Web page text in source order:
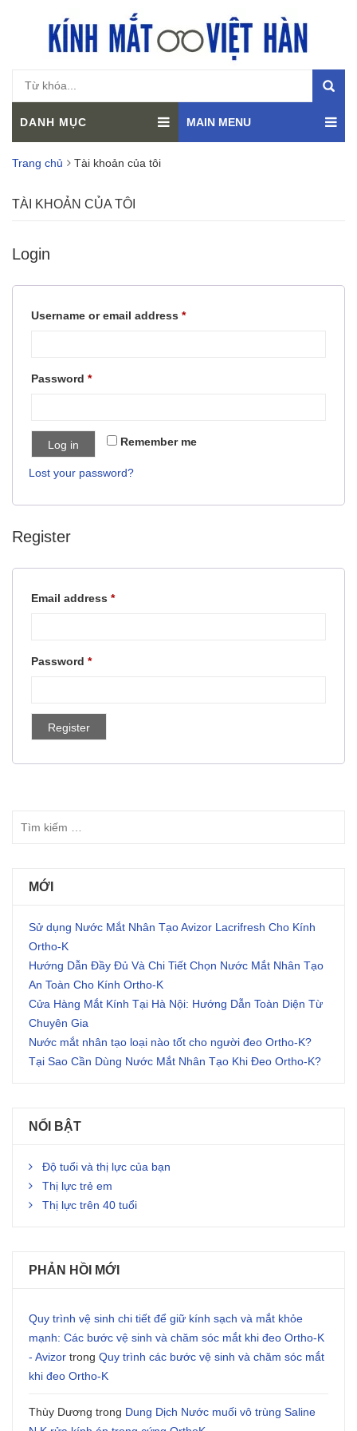
DANH MỤC MAIN MENU
Trang chủ Tài khoản của tôi
TÀI KHOẢN CỦA TÔI
Login
Username or email address *Required
Password *Required
Remember me
Log in
Lost your password?
Register
Email address *Required
Password *Required
Register
MỚI
Sử dụng Nước Mắt Nhân Tạo Avizor Lacrifresh Cho Kính
Ortho-K
Hướng Dẫn Đầy Đủ Và Chi Tiết Chọn Nước Mắt Nhân Tạo
An Toàn Cho Kính Ortho-K
Cửa Hàng Mắt Kính Tại Hà Nội: Hướng Dẫn Toàn Diện Từ
Chuyên Gia
Nước mắt nhân tạo loại nào tốt cho người đeo Ortho-K?
Tại Sao Cần Dùng Nước Mắt Nhân Tạo Khi Đeo Ortho-K?
NỔI BẬT
Độ tuổi và thị lực của bạn
Thị lực trẻ em
Thị lực trên 40 tuổi
PHẢN HỒI MỚI
Quy trình vệ sinh chi tiết để giữ kính sạch và mắt khỏe
mạnh: Các bước vệ sinh và chăm sóc mắt khi đeo Ortho-K
- Avizor trong Quy trình các bước vệ sinh và chăm sóc mắt
khi đeo Ortho-K
Thùy Dương trong Dung Dịch Nước muối vô trùng Saline